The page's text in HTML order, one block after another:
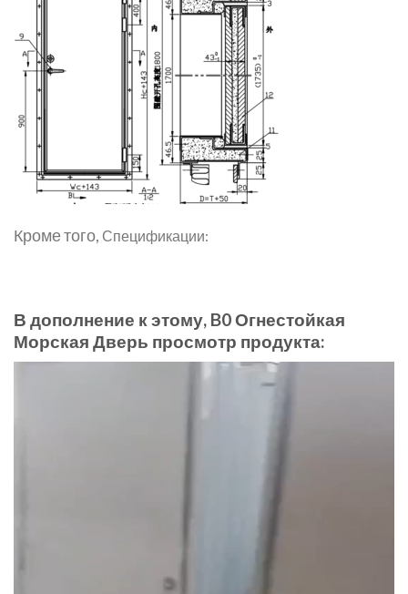
Кроме того, Спецификации:
В дополнение к этому, B0 Огнестойкая
Морская Дверь просмотр продукта: